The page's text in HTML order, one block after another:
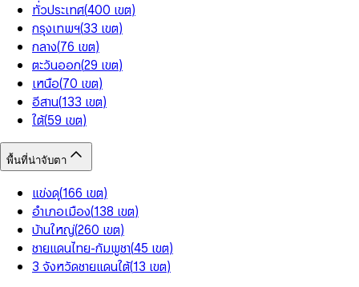
ทั่วประเทศ(400 เขต)
กรุงเทพฯ(33 เขต)
กลาง(76 เขต)
ตะวันออก(29 เขต)
เหนือ(70 เขต)
อีสาน(133 เขต)
ใต้(59 เขต)
พื้นที่น่าจับตา
แข่งดุ(166 เขต)
อำเภอเมือง(138 เขต)
บ้านใหญ่(260 เขต)
ชายแดนไทย-กัมพูชา(45 เขต)
3 จังหวัดชายแดนใต้(13 เขต)